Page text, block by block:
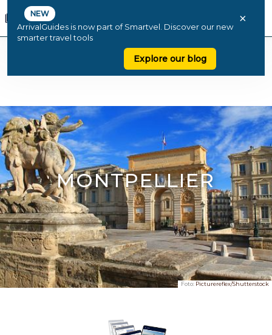
NEW
ArrivalGuides is now part of Smartvel. Discover our new
smarter travel tools
Explore our blog
×
MONTPELLIER
Foto: Picturereflex/Shutterstock